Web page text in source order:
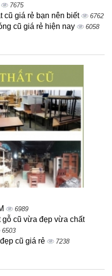
7675
cũ giá rẻ bạn nên biết 6762
cũ giá rẻ hiện nay 6058
6989
gỗ cũ vừa đẹp vừa chất
6503
cũ giá rẻ 7238